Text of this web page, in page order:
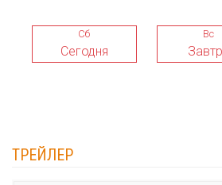
Сб
Сегодня
Вс
ТРЕЙЛЕР